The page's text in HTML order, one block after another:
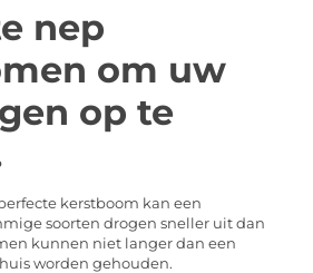
nep
om uw
op te
kerstboom kan een
soorten drogen sneller uit dan
kunnen niet langer dan een
worden gehouden.